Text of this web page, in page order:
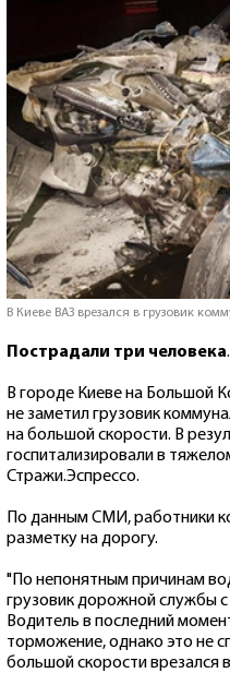
В Киеве ВАЗ врезался в грузовик
Пострадали три человека.
В городе Киеве на Большой
не заметил грузовик
на большой скорости. В
госпитализировали в
Стражи.Эспрессо.
По данным СМИ, работники
разметку на дорогу.
"По непонятным причинам
грузовик дорожной службы
Водитель в последний
торможение, однако это не
большой скорости врезался